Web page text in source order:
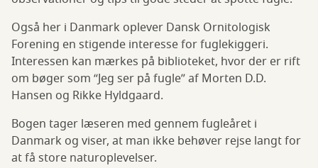
Også her i Danmark oplever Dansk Ornitologisk
Forening en stigende interesse for fuglekiggeri.
Interessen kan mærkes på biblioteket, hvor der er rift
om bøger som “Jeg ser på fugle” af Morten D.D.
Hansen og Rikke Hyldgaard.
Bogen tager læseren med gennem fugleåret i
Danmark og viser, at man ikke behøver rejse langt for
at få store naturoplevelser.